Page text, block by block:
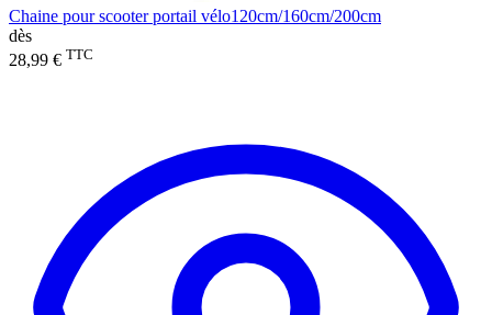
Chaine pour scooter portail vélo120cm/160cm/200cm
dès
28,99 € TTC